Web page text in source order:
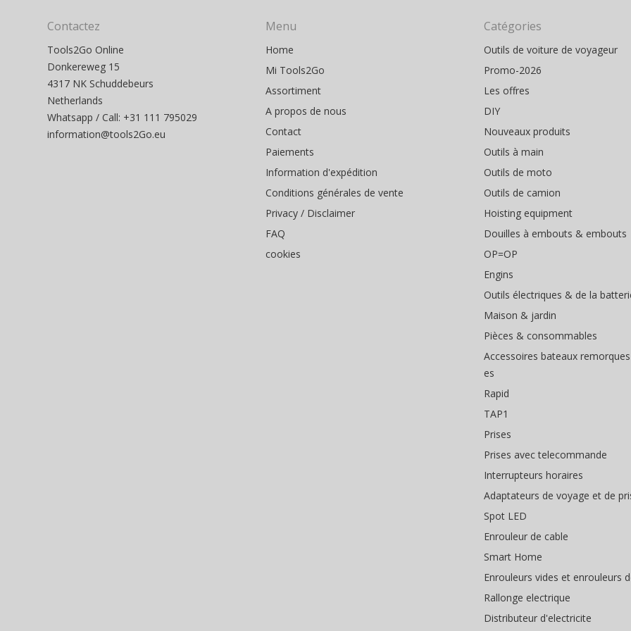
Contactez
Tools2Go Online
Donkereweg 15
4317 NK Schuddebeurs
Netherlands
Whatsapp / Call: +31 111 795029
information@tools2Go.eu
Menu
Home
Mi Tools2Go
Assortiment
A propos de nous
Contact
Paiements
Information d'expédition
Conditions générales de vente
Privacy / Disclaimer
FAQ
cookies
Catégories
Outils de voiture de voyageur
Promo-2026
Les offres
DIY
Nouveaux produits
Outils à main
Outils de moto
Outils de camion
Hoisting equipment
Douilles à embouts & embouts
OP=OP
Engins
Outils électriques & de la
Maison & jardin
Pièces & consommables
Accessoires bateaux
es
Rapid
TAP1
Prises
Prises avec telecommande
Interrupteurs horaires
Adaptateurs de voyage et de
Spot LED
Enrouleur de cable
Smart Home
Enrouleurs vides et enrouleurs
Rallonge electrique
Distributeur d'electricite